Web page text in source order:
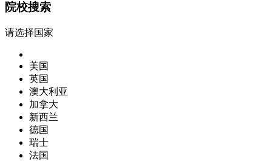
院校搜索
请选择国家
美国
英国
澳大利亚
加拿大
新西兰
德国
瑞士
法国